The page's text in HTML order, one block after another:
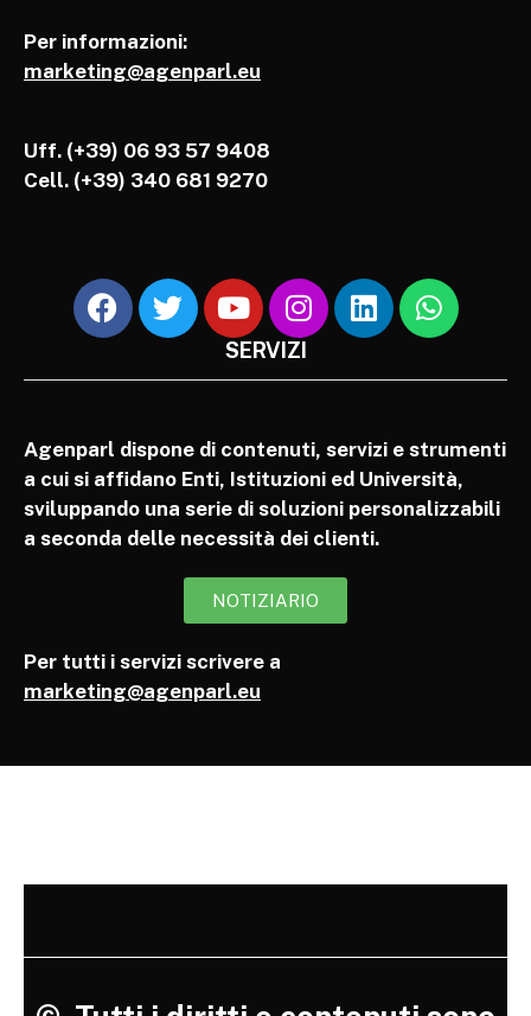
Per informazioni:
marketing@agenparl.eu
Uff. (+39) 06 93 57 9408
Cell. (+39) 340 681 9270
SERVIZI
Agenparl dispone di contenuti, servizi e strumenti
a cui si affidano Enti, Istituzioni ed Università,
sviluppando una serie di soluzioni personalizzabili
a seconda delle necessità dei clienti.
NOTIZIARIO
Per tutti i servizi scrivere a
marketing@agenparl.eu